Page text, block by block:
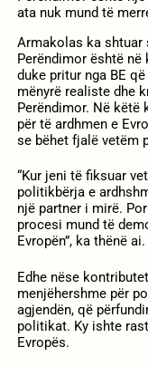
ata nuk mund të
Armakolas ka shtuar
Perëndimor është
duke pritur nga BE
mënyrë realiste dhe
Perëndimor. Në këtë
për të ardhmen e
se bëhet fjalë vetëm
“Kur jeni të fiksuar
politikbërja e
një partner i mirë.
procesi mund të
Evropën”, ka thënë ai.
Edhe nëse
menjëhershme për
agjendën, që
politikat. Ky ishte
Evropës.